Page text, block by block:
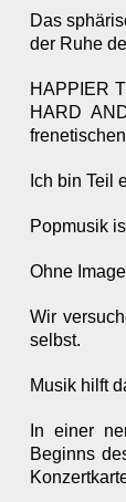
Das
der Ruhe
HAPPIER
HARD
Ich bin Teil
Popmusik
Ohne
Wir
selbst.
Musik hilft
In einer
Beginns